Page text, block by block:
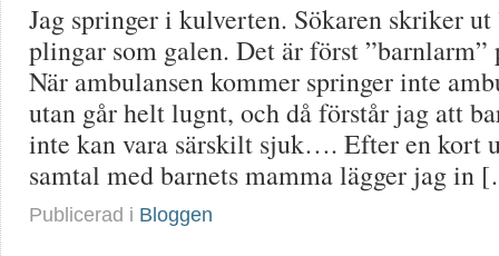
Jag springer i kulverten. Sökaren skriker ut
plingar som galen. Det är först ”barnlarm”
När ambulansen kommer springer inte
utan går helt lugnt, och då förstår jag att
inte kan vara särskilt sjuk…. Efter en kort
samtal med barnets mamma lägger jag in
Publicerad i Bloggen